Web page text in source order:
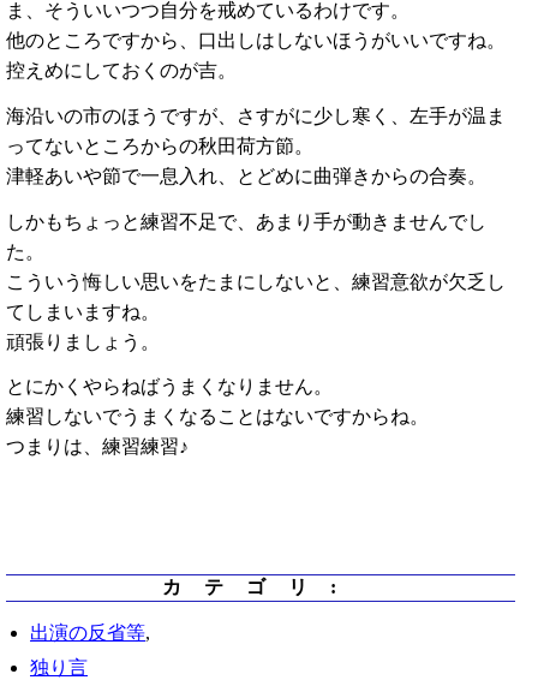
ま、そういいつつ自分を戒めているわけです。
他のところですから、口出しはしないほうがいいですね。
控えめにしておくのが吉。
海沿いの市のほうですが、さすがに少し寒く、左手が温ま
ってないところからの秋田荷方節。
津軽あいや節で一息入れ、とどめに曲弾きからの合奏。
しかもちょっと練習不足で、あまり手が動きませんでし
た。
こういう悔しい思いをたまにしないと、練習意欲が欠乏し
てしまいますね。
頑張りましょう。
とにかくやらねばうまくなりません。
練習しないでうまくなることはないですからね。
つまりは、練習練習♪
カテゴリ :
出演の反省等,
独り言